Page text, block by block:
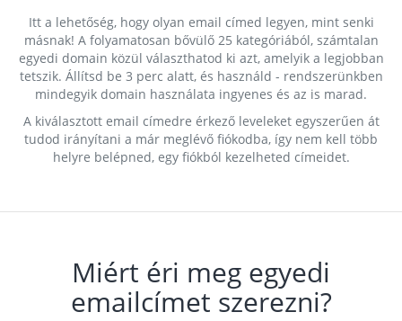
Itt a lehetőség, hogy olyan email címed legyen, mint senki
másnak! A folyamatosan bővülő 25 kategóriából, számtalan
egyedi domain közül választhatod ki azt, amelyik a legjobban
tetszik. Állítsd be 3 perc alatt, és használd - rendszerünkben
mindegyik domain használata ingyenes és az is marad.
A kiválasztott email címedre érkező leveleket egyszerűen át
tudod irányítani a már meglévő fiókodba, így nem kell több
helyre belépned, egy fiókból kezelheted címeidet.
Miért éri meg egyedi
emailcímet szerezni?